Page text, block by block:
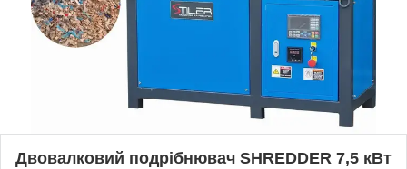
Двовалковий подрібнювач SHREDDER 7,5 кВт